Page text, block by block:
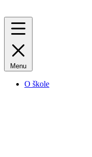
Menu
O škole